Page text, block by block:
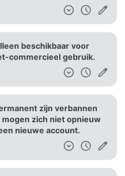
beschikbaar voor
commercieel gebruik.
zijn verbannen
zich niet opnieuw
nieuwe account.